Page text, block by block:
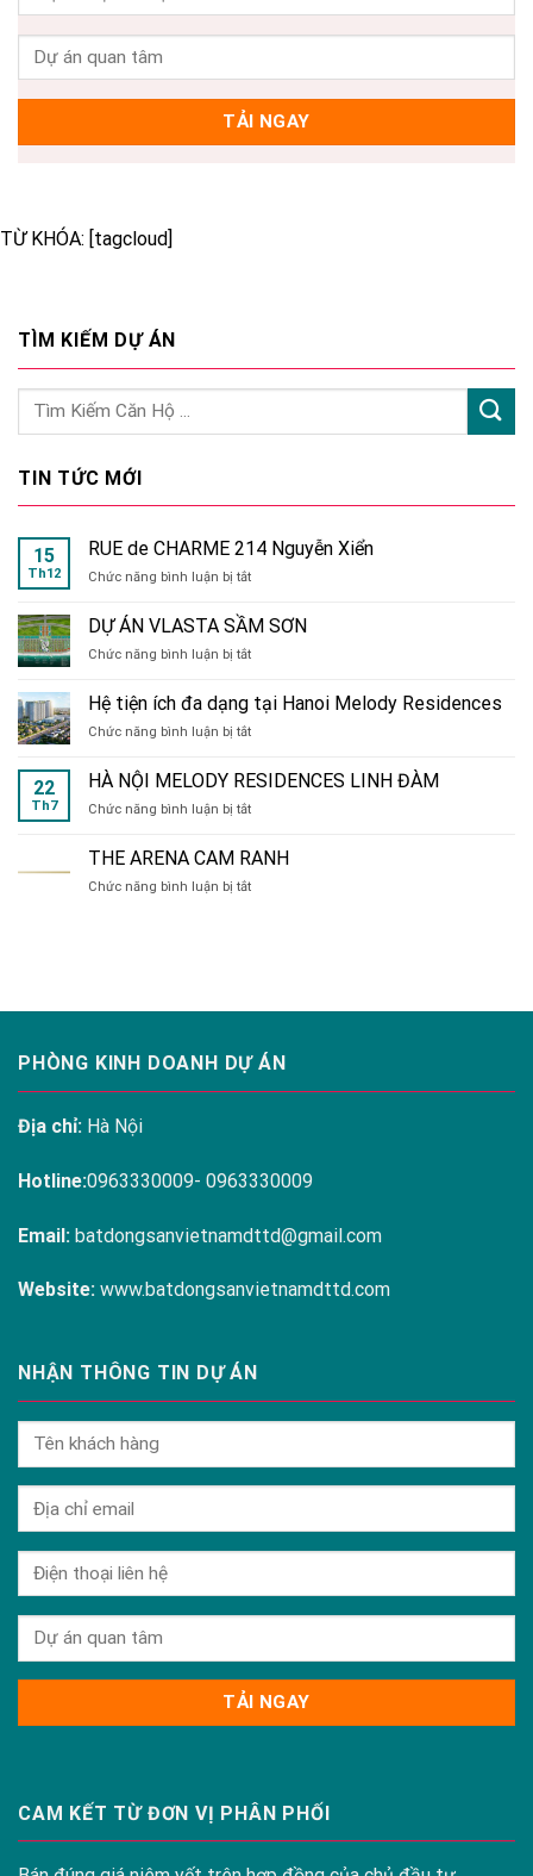
TỪ KHÓA: [tagcloud]
TÌM KIẾM DỰ ÁN
TIN TỨC MỚI
15
Th12
RUE de CHARME 214 Nguyễn Xiển
Chức năng bình luận bị tắtở
de
CHARME
214
Xiển
DỰ ÁN VLASTA SẦM SƠN
Chức năng bình luận bị tắtở
ÁN
VLASTA
SẦM
Hệ tiện ích đa dạng tại Hanoi Melody Residences
Chức năng bình luận bị tắtở
tiện
ích
đa
tại
Melody
22
Th7
HÀ NỘI MELODY RESIDENCES LINH ĐÀM
Chức năng bình luận bị tắtở
NỘI
MELODY
RESIDENCES
THE ARENA CAM RANH
Chức năng bình luận bị tắtở
PHÒNG KINH DOANH DỰ ÁN
Địa chỉ: Hà Nội
Hotline:0963330009- 0963330009
Email: batdongsanvietnamdttd@gmail.com
Website: www.batdongsanvietnamdttd.com
NHẬN THÔNG TIN DỰ ÁN
CAM KẾT TỪ ĐƠN VỊ PHÂN PHỐI